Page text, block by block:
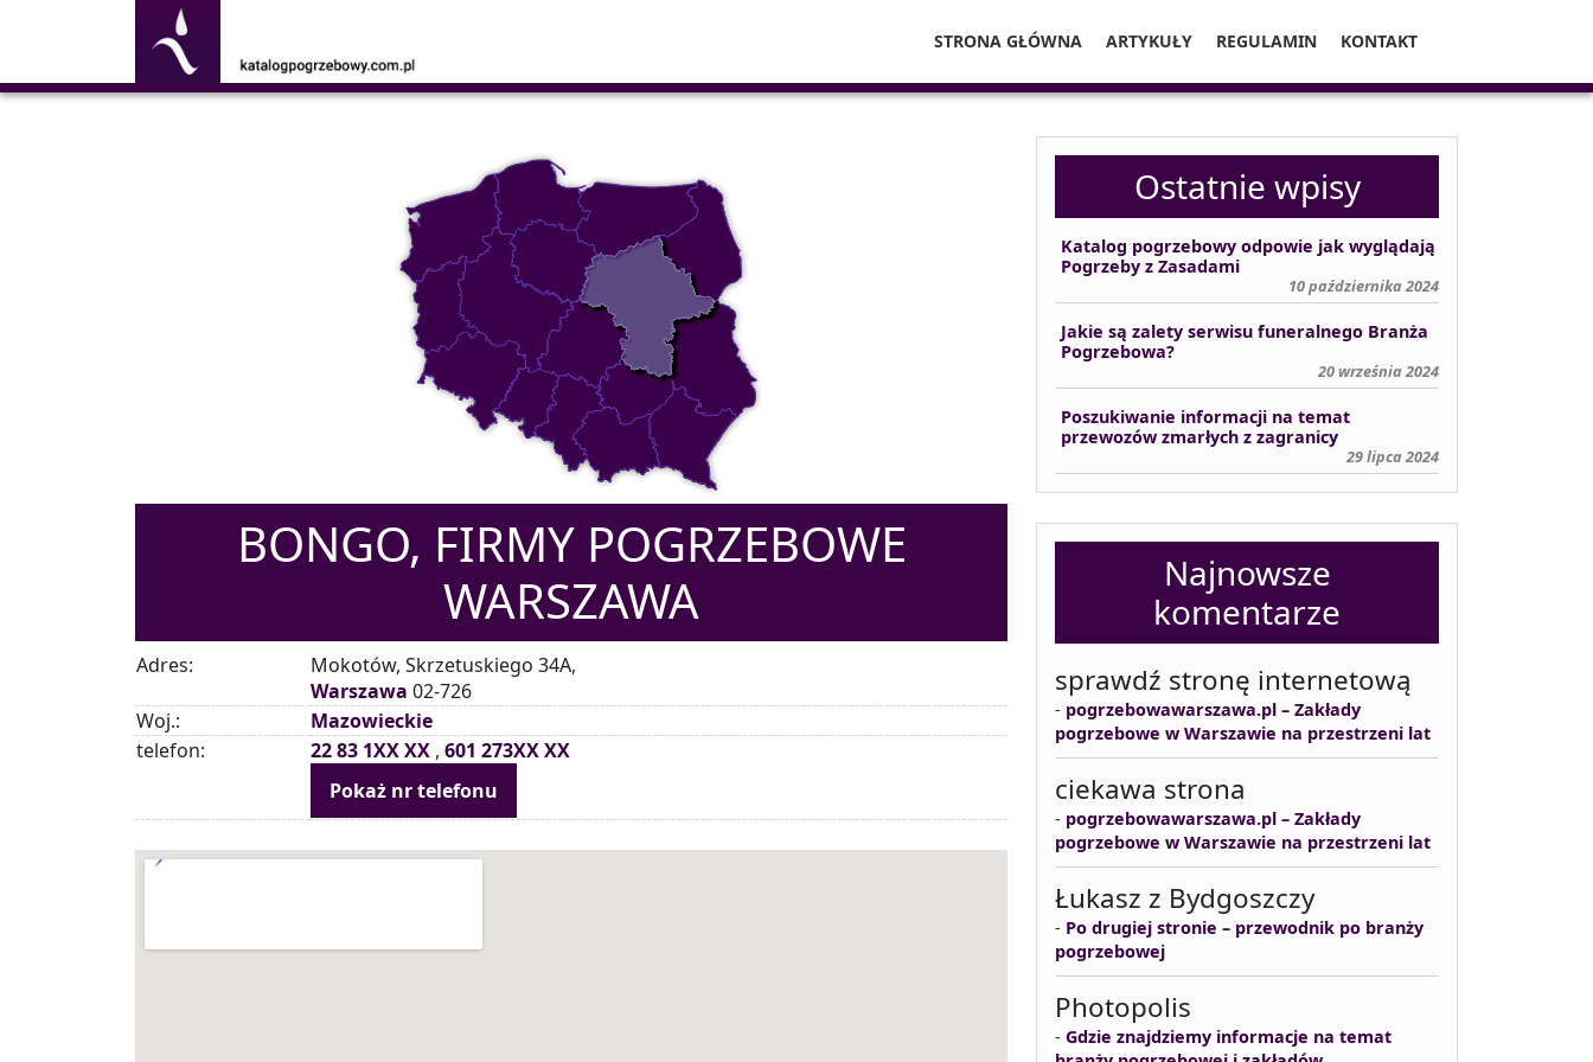
STRONA GŁÓWNA ARTYKUŁY REGULAMIN KONTAKT
BONGO, FIRMY POGRZEBOWE
WARSZAWA
Adres:
Mokotów, Skrzetuskiego 34A,
Warszawa 02-726
Woj.:
Mazowieckie
telefon:
22 83 1XX XX , 601 273XX XX
Pokaż nr telefonu
Ostatnie wpisy
Katalog pogrzebowy odpowie jak wyglądają
Pogrzeby z Zasadami
10 października 2024
Jakie są zalety serwisu funeralnego Branża
Pogrzebowa?
20 września 2024
Poszukiwanie informacji na temat
przewozów zmarłych z zagranicy
29 lipca 2024
Najnowsze
komentarze
sprawdź stronę internetową
- pogrzebowawarszawa.pl – Zakłady
pogrzebowe w Warszawie na przestrzeni lat
ciekawa strona
- pogrzebowawarszawa.pl – Zakłady
pogrzebowe w Warszawie na przestrzeni lat
Łukasz z Bydgoszczy
- Po drugiej stronie – przewodnik po branży
pogrzebowej
Photopolis
- Gdzie znajdziemy informacje na temat